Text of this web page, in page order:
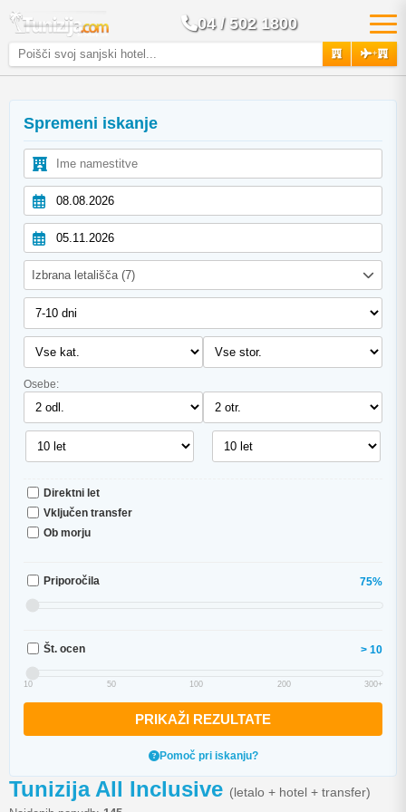
04 / 502 1800
+
Spremeni iskanje
Izbrana letališča (7)
Osebe:
Direktni let
Vključen transfer
Ob morju
Priporočila 75%
Št. ocen > 10
10 50 100 200 300+
PRIKAŽI REZULTATE
Pomoč pri iskanju?
Tunizija All Inclusive (letalo + hotel + transfer)